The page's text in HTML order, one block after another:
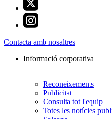
Contacta amb nosaltres
Informació corporativa
Reconeixements
Publicitat
Consulta tot l'equip
Totes les notícies